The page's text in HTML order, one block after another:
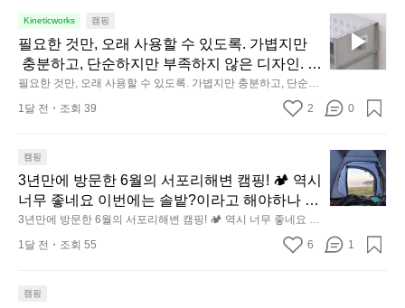
이
동
중
인
안
도
누
구
잠
것. R 지퍼 지갑은 바로 그 위화감 없는 균형감
에서 출발했습니다.  그중에서도 슬림함에 철저
히 집착했습니다. 튼튼한 내구도와 넉넉한 수납
력을 해치치 않는 선에서, 가장 가볍고 얇게 설계
했습니다.  이 디자인과 사용감은, 꼭 직접 손으
감 없는 균형감에서 출발했습니다.  그중에서도 슬림함에 철저히
에서, 가장 가볍고 얇게 설계했습니다.  이 디자인과 사용감은, 꼭
직접 손으로 만져보며 경험해 보시기를 바랍니다.
1
0
년
이
었
릿
지
의
기
Kineticworks 캠핑
필요한 것만, 오래 사용할 수 있도록. 가볍지만
충분하고, 단순하지만 부족하지 않은 디자인. 일
상과 아웃도어의 경계를 자연스럽게 이어주는 R
IDGE MOUNTAIN GEAR. 키네틱웍스에서 만나
필요한 것만, 오래 사용할 수 있도록. 가볍지만 충분하고, 단순하
지만 부족하지 않은 디자인. 일상과 아웃도어의 경계를 자연스럽
게 이어주는 RIDGE MOUNTAIN GEAR. 키네틱웍스에서 만나보
필
요
한
만,
오
사
용
할
도
1달 전 조회 39 2 0
캠핑
3년만에 방문한 6월의 서포리해변 캠핑! 🏕 역시
너무 좋네요 이번에는 솔밭?이라고 해야하나 여
기에 자리를 잡았는데 정말 시원하고 경치도 좋
네요  서해치고 물도 맑은편, 아이들도 놀기 좋고
식물.쓰레기봉투를 1개씩 나누어줌 .솔밭에 바
3년만에 방문한 6월의 서포리해변 캠핑! 🏕 역시 너무 좋네요 이
번에는 솔밭?이라고 해야하나 여기에 자리를 잡았는데 정말 시
원하고 경치도 좋네요  서해치고 물도 맑은편, 아이들도 놀기 좋
누어줌 .솔밭에 바로 화장실있음 .5분거리 cu .2분거리 음식점
년
만
문
1달 전 조회 55 6 1
캠핑